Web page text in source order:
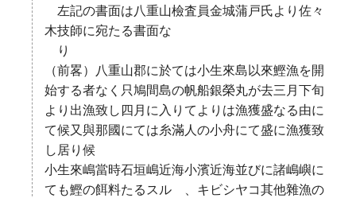
左記の書面は八重山檢査員金城蒲戸氏より佐々
木技師に宛たる書面な
り
（前畧）八重山郡に於ては小生來島以來鰹漁を開
始する者なく只鳩間島の帆船銀榮丸が去三月下旬
より出漁致し四月に入りてよりは漁獲盛なる由に
て候又與那國にては糸滿人の小舟にて盛に漁獲致
し居り候
小生來嶋當時石垣嶋近海小濱近海並びに諸嶋嶼に
ても鰹の餌料たるスルゝ、キビシヤコ其他雜漁の